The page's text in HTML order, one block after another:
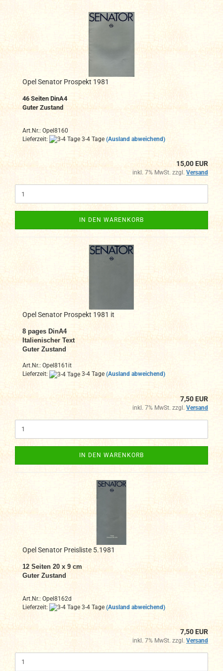
Opel Senator Prospekt 1981
46 Seiten DinA4
Guter Zustand
Art.Nr.: Opel8160
Lieferzeit:
3-4 Tage (Ausland abweichend)
15,00 EUR
inkl. 7% MwSt. zzgl. Versand
IN DEN WARENKORB
Opel Senator Prospekt 1981 it
8 pages DinA4
Italienischer Text
Guter Zustand
Art.Nr.: Opel8161it
Lieferzeit:
3-4 Tage (Ausland abweichend)
7,50 EUR
inkl. 7% MwSt. zzgl. Versand
IN DEN WARENKORB
Opel Senator Preisliste 5.1981
12 Seiten 20 x 9 cm
Guter Zustand
Art.Nr.: Opel8162d
Lieferzeit:
3-4 Tage (Ausland abweichend)
7,50 EUR
inkl. 7% MwSt. zzgl. Versand